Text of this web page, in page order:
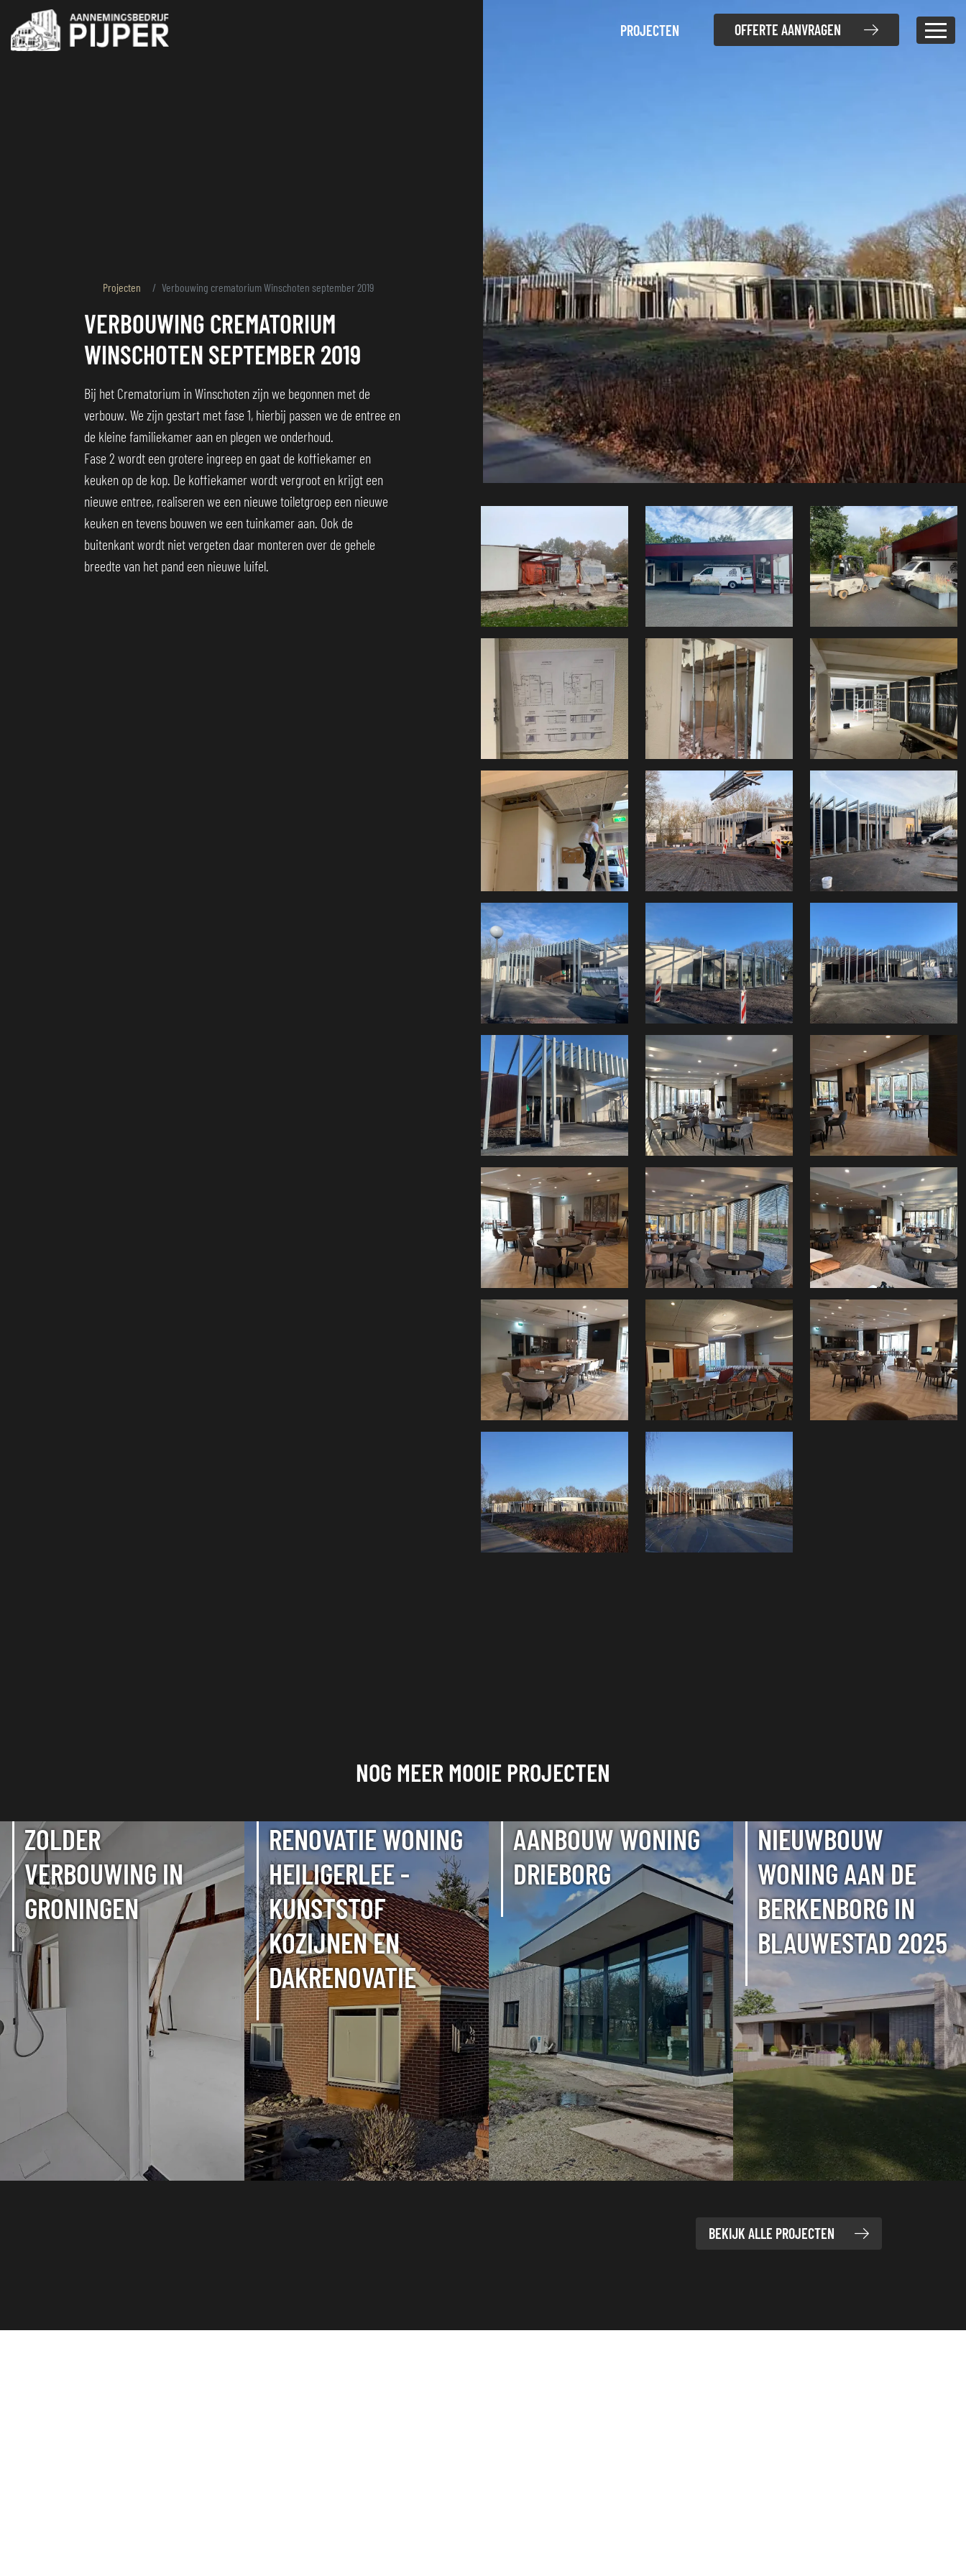
overslaan
PROJECTEN OFFERTE AANVRAGEN
Projecten Verbouwing crematorium Winschoten september 2019
VERBOUWING CREMATORIUM
WINSCHOTEN SEPTEMBER 2019
Bij het Crematorium in Winschoten zijn we begonnen met de
verbouw. We zijn gestart met fase 1, hierbij passen we de entree en
de kleine familiekamer aan en plegen we onderhoud.
Fase 2 wordt een grotere ingreep en gaat de koffiekamer en
keuken op de kop. De koffiekamer wordt vergroot en krijgt een
nieuwe entree, realiseren we een nieuwe toiletgroep een nieuwe
keuken en tevens bouwen we een tuinkamer aan. Ook de
buitenkant wordt niet vergeten daar monteren over de gehele
breedte van het pand een nieuwe luifel.
Foto
overslaan
NOG MEER MOOIE PROJECTEN
ZOLDER
VERBOUWING IN
GRONINGEN
RENOVATIE WONING
HEILIGERLEE -
KUNSTSTOF
KOZIJNEN EN
DAKRENOVATIE
AANBOUW WONING
DRIEBORG
NIEUWBOUW
WONING AAN DE
BERKENBORG IN
BLAUWESTAD 2025
BEKIJK ALLE PROJECTEN